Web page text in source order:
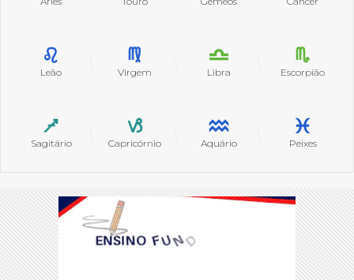
Leão Virgem Libra Escorpião
Sagitário Capricórnio Aquário Peixes